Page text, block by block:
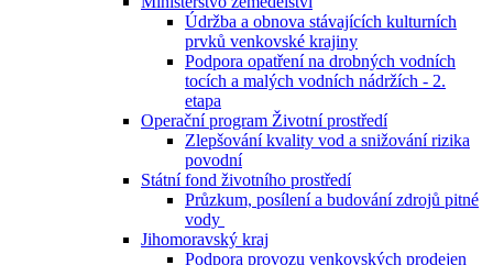
Údržba a obnova stávajících kulturních
prvků venkovské krajiny
Podpora opatření na drobných vodních
tocích a malých vodních nádržích - 2.
etapa
Operační program Životní prostředí
Zlepšování kvality vod a snižování rizika
povodní
Státní fond životního prostředí
Průzkum, posílení a budování zdrojů pitné
vody
Jihomoravský kraj
Podpora provozu venkovských prodejen